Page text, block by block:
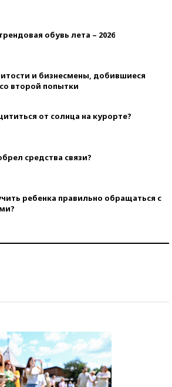
обувь лета – 2026
и бизнесмены, добившиеся
второй попытки
от солнца на курорте?
средства связи?
ребенка правильно обращаться с